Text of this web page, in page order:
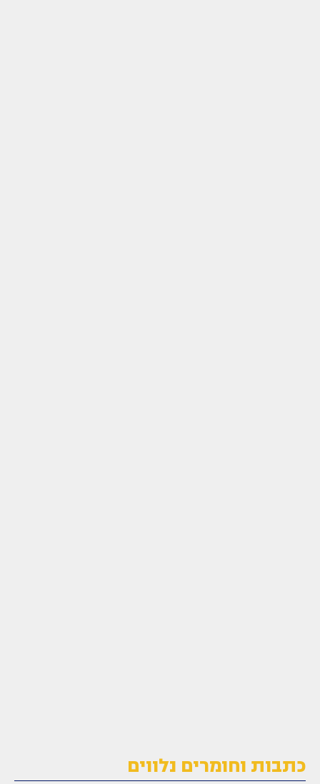
כתבות וחומרים נלווים